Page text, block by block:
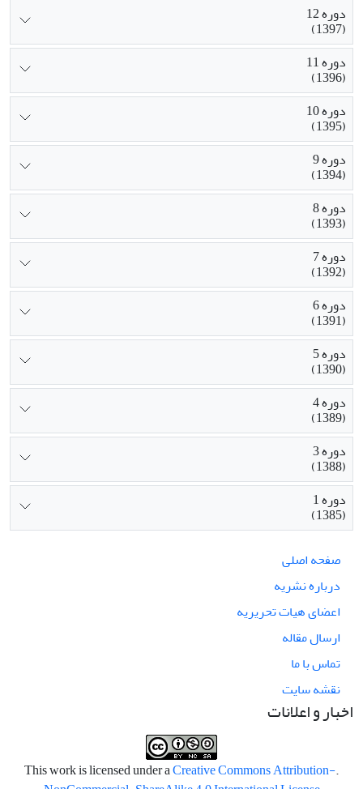
دوره 12
(1397)
دوره 11
(1396)
دوره 10
(1395)
دوره 9
(1394)
دوره 8
(1393)
دوره 7
(1392)
دوره 6
(1391)
دوره 5
(1390)
دوره 4
(1389)
دوره 3
(1388)
دوره 1
(1385)
صفحه اصلی
درباره نشریه
اعضای هیات تحریریه
ارسال مقاله
تماس با ما
نقشه سایت
اخبار و اعلانات
.This work is licensed under a
Creative Commons Attribution-